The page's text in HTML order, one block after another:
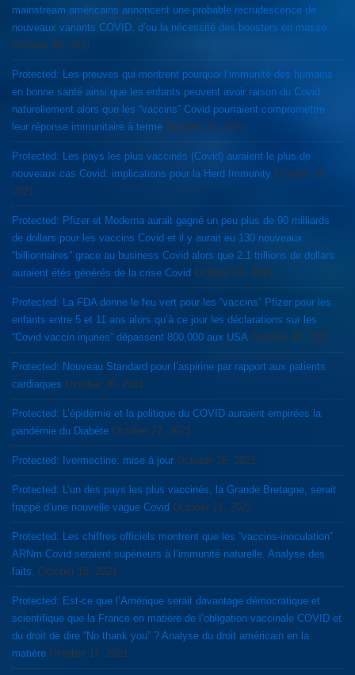
mainstream américains annoncent une probable recrudescence de
nouveaux variants COVID, d’ou la nécessité des boosters en masse.
October 30, 2021
Protected: Les preuves qui montrent pourquoi l’immunité des humains
en bonne santé ainsi que les enfants peuvent avoir raison du Covid
naturellement alors que les “vaccins” Covid pourraient compromettre
leur réponse immunitaire à terme October 30, 2021
Protected: Les pays les plus vaccinés (Covid) auraient le plus de
nouveaux cas Covid: implications pour la Herd Immunity October 30,
2021
Protected: Pfizer et Moderna aurait gagné un peu plus de 90 milliards
de dollars pour les vaccins Covid et il y aurait eu 130 nouveaux
“billionnaires” grace au business Covid alors que 2.1 trillions de dollars
auraient étés générés de la crise Covid October 30, 2021
Protected: La FDA donne le feu vert pour les “vaccins” Pfizer pour les
enfants entre 5 et 11 ans alors qu’à ce jour les déclarations sur les
“Covid vaccin injuries” dépassent 800,000 aux USA October 30, 2021
Protected: Nouveau Standard pour l’aspirine par rapport aux patients
cardiaques October 30, 2021
Protected: L’épidémie et la politique du COVID auraient empirées la
pandémie du Diabète October 27, 2021
Protected: Ivermectine: mise à jour October 26, 2021
Protected: L’un des pays les plus vaccinés, la Grande Bretagne, serait
frappé d’une nouvelle vague Covid October 21, 2021
Protected: Les chiffres officiels montrent que les “vaccins-inoculation”
ARNm Covid seraient supérieurs à l’immunité naturelle. Analyse des
faits.
October 18, 2021
Protected: Est-ce que l’Amérique serait davantage démocratique et
scientifique que la France en matière de l’obligation vaccinale COVID et
du droit de dire “No thank you” ? Analyse du droit américain en la
matière October 17, 2021